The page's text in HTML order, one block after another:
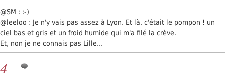
@SM : :-)
@leeloo : Je n'y vais pas assez à Lyon. Et là, c'était le pompon ! un
ciel bas et gris et un froid humide qui m'a filé la crève.
Et, non je ne connais pas Lille...
4